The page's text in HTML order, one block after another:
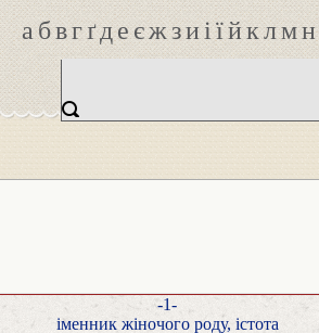
абвгґдеєжзиіїйклмн
-1-
іменник жіночого роду, істота